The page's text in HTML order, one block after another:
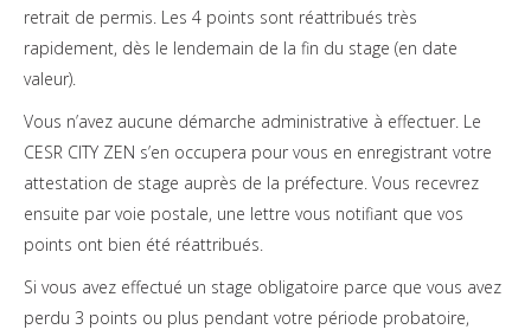
retrait de permis. Les 4 points sont réattribués très
rapidement, dès le lendemain de la fin du stage (en date
valeur).
Vous n’avez aucune démarche administrative à effectuer. Le
CESR CITY ZEN s’en occupera pour vous en enregistrant votre
attestation de stage auprès de la préfecture. Vous recevrez
ensuite par voie postale, une lettre vous notifiant que vos
points ont bien été réattribués.
Si vous avez effectué un stage obligatoire parce que vous avez
perdu 3 points ou plus pendant votre période probatoire,